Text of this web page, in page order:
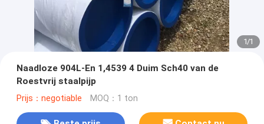
1/1
Naadloze 904L-En 1,4539 4 Duim Sch40 van de
Roestvrij staalpijp
Prijs：negotiable MOQ：1 ton